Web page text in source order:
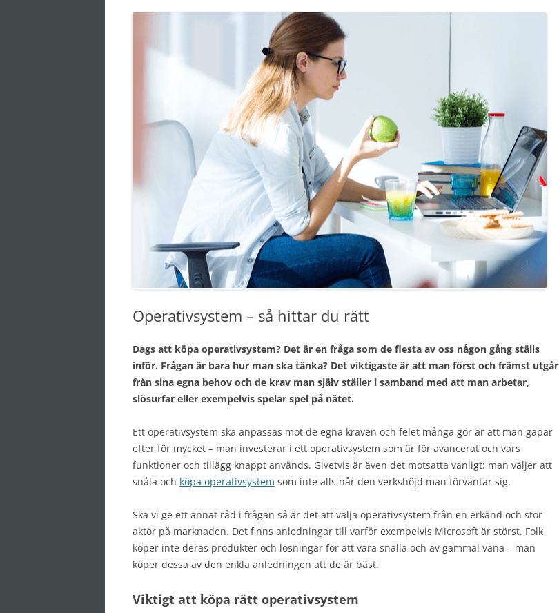
Operativsystem – så hittar du rätt
Dags att köpa operativsystem? Det är en fråga som de flesta av oss någon gång ställs
inför. Frågan är bara hur man ska tänka? Det viktigaste är att man först och främst utgår
från sina egna behov och de krav man själv ställer i samband med att man arbetar,
slösurfar eller exempelvis spelar spel på nätet.
Ett operativsystem ska anpassas mot de egna kraven och felet många gör är att man gapar
efter för mycket – man investerar i ett operativsystem som är för avancerat och vars
funktioner och tillägg knappt används. Givetvis är även det motsatta vanligt: man väljer att
snåla och köpa operativsystem som inte alls når den verkshöjd man förväntar sig.
Ska vi ge ett annat råd i frågan så är det att välja operativsystem från en erkänd och stor
aktör på marknaden. Det finns anledningar till varför exempelvis Microsoft är störst. Folk
köper inte deras produkter och lösningar för att vara snälla och av gammal vana – man
köper dessa av den enkla anledningen att de är bäst.
Viktigt att köpa rätt operativsystem